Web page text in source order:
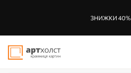
ЗНИЖКИ 40%